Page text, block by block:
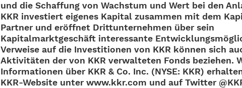
und die Schaf­fung von Wachs­tum und Wert bei den
KKR inves­tiert eige­nes Kapi­tal zusam­men mit dem
Part­ner und eröffnet Dritt­un­ter­neh­men über sein
Kapitalmarktgeschäft inter­es­sante
Verweise auf die Inves­ti­tio­nen von KKR können sich
Aktivitäten der von KKR verwal­te­ten Fonds bezie­hen.
Infor­ma­tio­nen über KKR & Co. Inc. (NYSE: KKR)
KKR-Website unter www.kkr.com und auf Twit­ter